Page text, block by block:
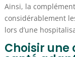
Ainsi, la
considérablement
lors d’une
Choisir